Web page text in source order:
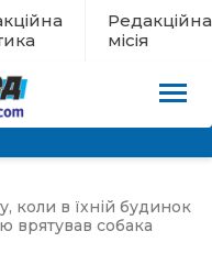
Редакційна
місія
коли в їхній будинок
врятував собака